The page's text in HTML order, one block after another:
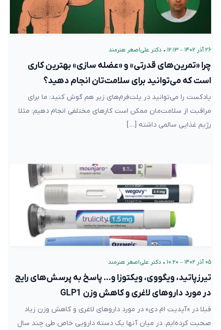
۲۶ آذر ۱۴۰۲ – ۱۲:۱۳ • دکتر علی‌اصغر هنرمند
چرا «تمرین‌های قدرتی» و «عضله سازی» بهترین کاری
است که می‌توانید برای سلامت‌تان انجام دهید؟
پادکست را می‌توانید در پلت‌فرم‌های زیر هم گوش کنید: ما برای
مراقبت از سلامت‌مان ممکن است کارهای مختلفی انجام دهیم: مثلا
رژیم غذایی سالمی داشته […]
۰۵ آذر ۱۴۰۲ – ۱۰:۲۰ • دکتر علی‌اصغر هنرمند
تیرزپاتید، ویگووی، ویکتوزا و… پاسخ به پرسش‌های رایج
در مورد داروهای لاغری و کاهش وزن GLP1
قبلا در «آپدیت ام دی» در مورد داروهای لاغری و کاهش وزن زیاد
صحبت کرده‌ایم. در میان آنها یک دسته دارویی خاص طی چند سال